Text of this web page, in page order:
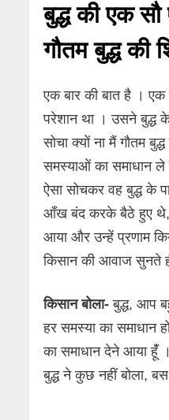
बुद्ध की एक सौ
गौतम बुद्ध की
एक बार की बात है ।
परेशान था । उसने बुद्ध
सोचा क्यों ना मैं गौतम
समस्याओं का समाधान
ऐसा सोचकर वह बुद्ध के
आँख बंद करके बैठे हुए थे,
आया और उन्हें प्रणाम
किसान की आवाज सुनते
किसान बोला- बुद्ध, आप
हर समस्या का समाधान
का समाधान देने आया हूंँ ।
बुद्ध ने कुछ नहीं बोला,